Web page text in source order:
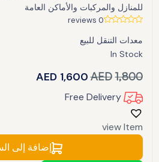
للمنازل والمركبات والأماكن العامة
0 reviews
معدات التنقل للبيع
In Stock
AED 1,800
AED 1,600
Free Delivery
view Item
إضافة إلى